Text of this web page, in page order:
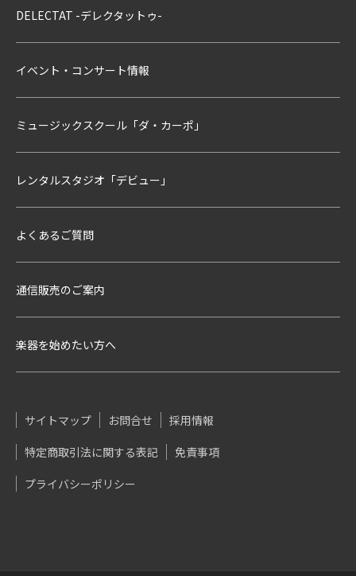
DELECTAT -デレクタットゥ-
イベント・コンサート情報
ミュージックスクール「ダ・カーポ」
レンタルスタジオ「デビュー」
よくあるご質問
通信販売のご案内
楽器を始めたい方へ
サイトマップ お問合せ
採用情報
特定商取引法に関する表記
免責事項
プライバシーポリシー